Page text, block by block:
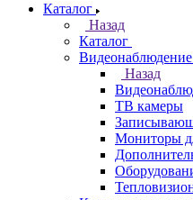
Каталог
Назад
Каталог
Видеонаблюдение
Назад
ТВ камеры
Мониторы